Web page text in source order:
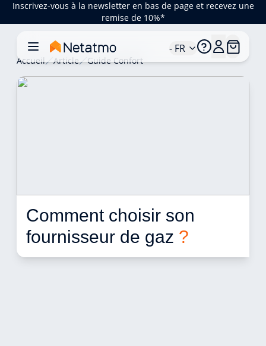
Inscrivez-vous à la newsletter en bas de page et recevez une
remise de 10%*
- FR
Accueil Article Guide Confort
Comment choisir son
fournisseur de gaz ?